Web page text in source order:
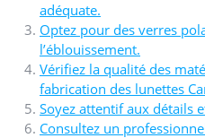
adéquate.
Optez pour des verres
l’éblouissement.
Vérifiez la qualité des
fabrication des lunettes
Soyez attentif aux détails
Consultez un